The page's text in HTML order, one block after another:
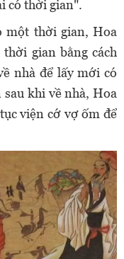
có thời gian".
một thời gian, Hoa
gian bằng cách
nhà để lấy mới có
khi về nhà, Hoa
viện cớ vợ ốm để